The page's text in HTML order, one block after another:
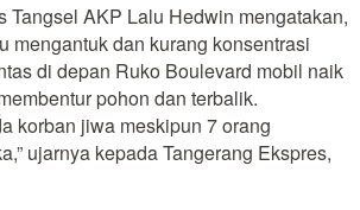
Tangsel AKP Lalu Hedwin mengatakan,
mengantuk dan kurang konsentrasi
di depan Ruko Boulevard mobil naik
pohon dan terbalik.
korban jiwa meskipun 7 orang
ujarnya kepada Tangerang Ekspres,